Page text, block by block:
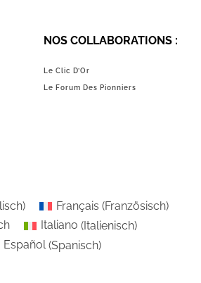
NOS COLLABORATIONS :
Le Clic D’Or
Le Forum Des Pionniers
) Français (Französisch)
Italiano (Italienisch)
Español(Spanisch)